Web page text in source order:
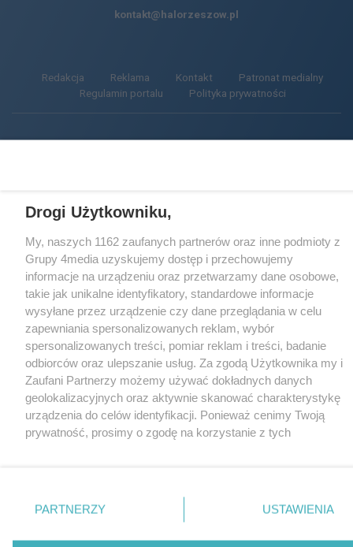
kontakt@halorzeszow.pl
Redakcja Reklama Kontakt
Patronat medialny
Regulamin portalu
Polityka prywatności
CMS portalu przygotowany przez
Unmute Loaded
70.27%
Drogi Użytkowniku,
My, naszych 1162 zaufanych partnerów oraz inne podmioty z
Grupy 4media uzyskujemy dostęp i przechowujemy
informacje na urządzeniu oraz przetwarzamy dane osobowe,
takie jak unikalne identyfikatory, standardowe informacje
wysyłane przez urządzenie czy dane przeglądania w celu
zapewniania spersonalizowanych reklam, wybór
spersonalizowanych treści, pomiar reklam i treści, badanie
odbiorców oraz ulepszanie usług. Za zgodą Użytkownika my i
Zaufani Partnerzy możemy używać dokładnych danych
geolokalizacyjnych oraz aktywnie skanować charakterystykę
urządzenia do celów identyfikacji. Ponieważ cenimy Twoją
prywatność, prosimy o zgodę na korzystanie z tych
. Niektóre rodzaje przetwarzania
danych nie wymagają zgody użytkownika, ale masz prawo
PARTNERZY USTAWIENIA